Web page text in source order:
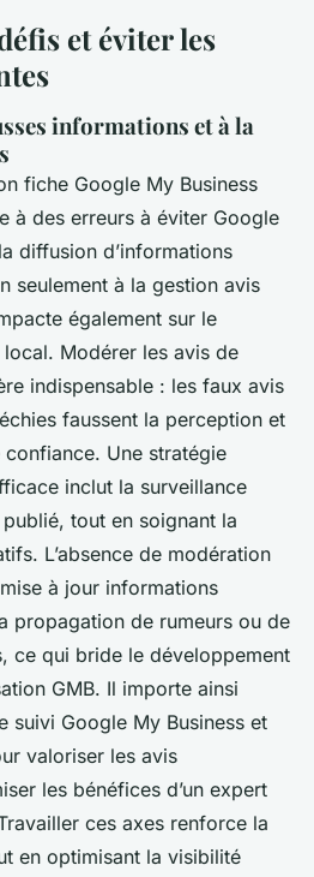
et éviter les
informations et à la
fiche Google My Business
à des erreurs à éviter Google
diffusion d’informations
seulement à la gestion avis
également sur le
Modérer les avis de
indispensable : les faux avis
faussent la perception et
Une stratégie
inclut la surveillance
tout en soignant la
L’absence de modération
à jour informations
propagation de rumeurs ou de
ce qui bride le développement
GMB. Il importe ainsi
suivi Google My Business et
valoriser les avis
les bénéfices d’un expert
ces axes renforce la
en optimisant la visibilité